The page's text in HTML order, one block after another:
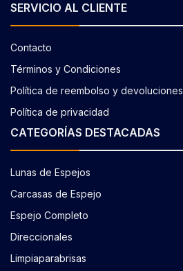
SERVICIO AL CLIENTE
Contacto
Términos y Condiciones
Política de reembolso y devoluciones
Política de privacidad
CATEGORÍAS DESTACADAS
Lunas de Espejos
Carcasas de Espejo
Espejo Completo
Direccionales
Limpiaparabrisas